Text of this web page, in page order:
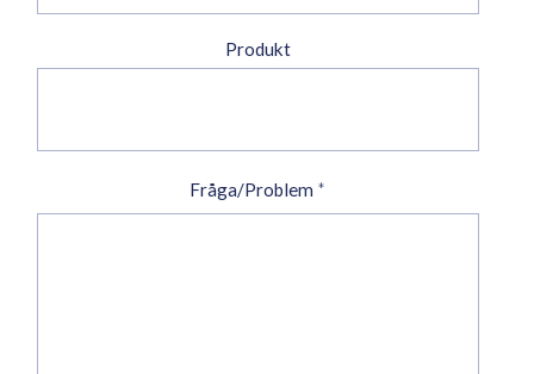
Produkt
Fråga/Problem *